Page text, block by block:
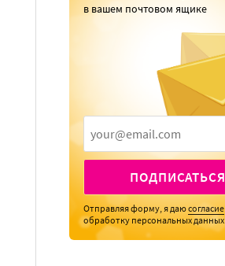
в вашем почтовом ящике
ПОДПИСАТЬСЯ
Отправляя форму, я даюсогласие
обработку персональных данных